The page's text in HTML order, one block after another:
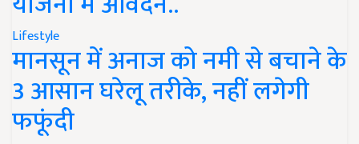
Lifestyle
मानसून में अनाज को नमी से बचाने के
3 आसान घरेलू तरीके, नहीं लगेगी
फफूंदी